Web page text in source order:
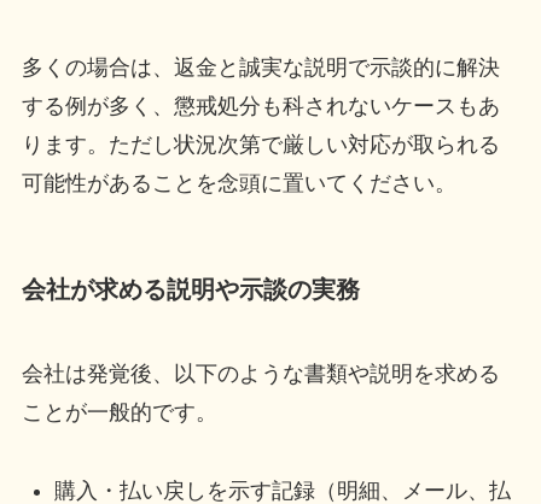
多くの場合は、返金と誠実な説明で示談的に解決
する例が多く、懲戒処分も科されないケースもあ
ります。ただし状況次第で厳しい対応が取られる
可能性があることを念頭に置いてください。
会社が求める説明や示談の実務
会社は発覚後、以下のような書類や説明を求める
ことが一般的です。
購入・払い戻しを示す記録（明細、メール、払